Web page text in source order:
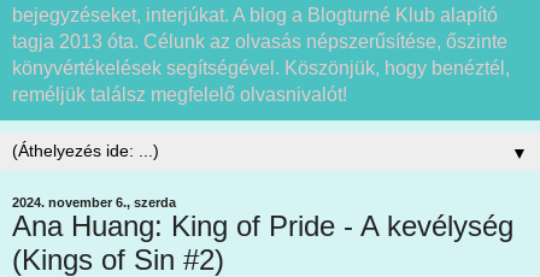
bejegyzéseket, interjúkat. A blog a Blogturné Klub alapító
tagja 2013 óta. Célunk az olvasás népszerűsítése, őszinte
könyvértékelések segítségével. Köszönjük, hogy benéztél,
reméljük találsz megfelelő olvasnivalót!
▼
2024. november 6., szerda
Ana Huang: King of Pride - A kevélység
(Kings of Sin #2)